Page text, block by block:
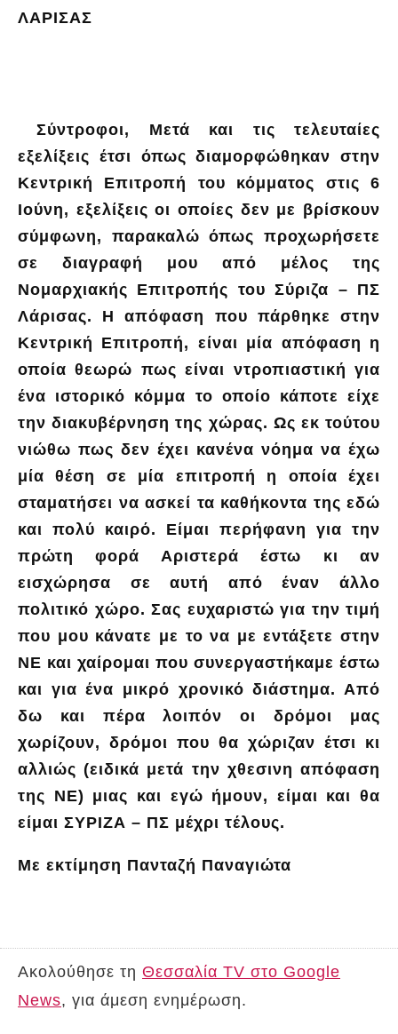
ΛΑΡΙΣΑΣ
Σύντροφοι, Μετά και τις τελευταίες
εξελίξεις έτσι όπως διαμορφώθηκαν στην
Κεντρική Επιτροπή του κόμματος στις 6
Ιούνη, εξελίξεις οι οποίες δεν με βρίσκουν
σύμφωνη, παρακαλώ όπως προχωρήσετε
σε διαγραφή μου από μέλος της
Νομαρχιακής Επιτροπής του Σύριζα – ΠΣ
Λάρισας. Η απόφαση που πάρθηκε στην
Κεντρική Επιτροπή, είναι μία απόφαση η
οποία θεωρώ πως είναι ντροπιαστική για
ένα ιστορικό κόμμα το οποίο κάποτε είχε
την διακυβέρνηση της χώρας. Ως εκ τούτου
νιώθω πως δεν έχει κανένα νόημα να έχω
μία θέση σε μία επιτροπή η οποία έχει
σταματήσει να ασκεί τα καθήκοντα της εδώ
και πολύ καιρό. Είμαι περήφανη για την
πρώτη φορά Αριστερά έστω κι αν
εισχώρησα σε αυτή από έναν άλλο
πολιτικό χώρο. Σας ευχαριστώ για την τιμή
που μου κάνατε με το να με εντάξετε στην
ΝΕ και χαίρομαι που συνεργαστήκαμε έστω
και για ένα μικρό χρονικό διάστημα. Από
δω και πέρα λοιπόν οι δρόμοι μας
χωρίζουν, δρόμοι που θα χώριζαν έτσι κι
αλλιώς (ειδικά μετά την χθεσινη απόφαση
της ΝΕ) μιας και εγώ ήμουν, είμαι και θα
είμαι ΣΥΡΙΖΑ – ΠΣ μέχρι τέλους.
Με εκτίμηση Πανταζή Παναγιώτα
Ακολούθησε τη Θεσσαλία TV στο Google
News, για άμεση ενημέρωση.